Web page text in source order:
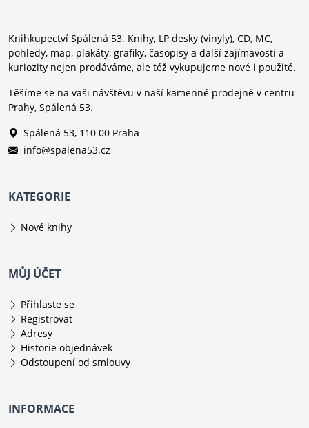
Knihkupectví Spálená 53. Knihy, LP desky (vinyly), CD, MC,
pohledy, map, plakáty, grafiky, časopisy a další zajímavosti a
kuriozity nejen prodáváme, ale též vykupujeme nové i použité.
Těšíme se na vaši návštěvu v naší kamenné prodejně v centru
Prahy, Spálená 53.
Spálená 53, 110 00 Praha
info@spalena53.cz
KATEGORIE
Nové knihy
MŮJ ÚČET
Přihlaste se
Registrovat
Adresy
Historie objednávek
Odstoupení od smlouvy
INFORMACE